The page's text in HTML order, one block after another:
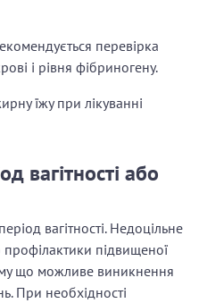
перевірка
і рівня фібриногену.
їжу при лікуванні
вагітності або
вагітності. Недоцільне
підвищеної
що можливе виникнення
При необхідності